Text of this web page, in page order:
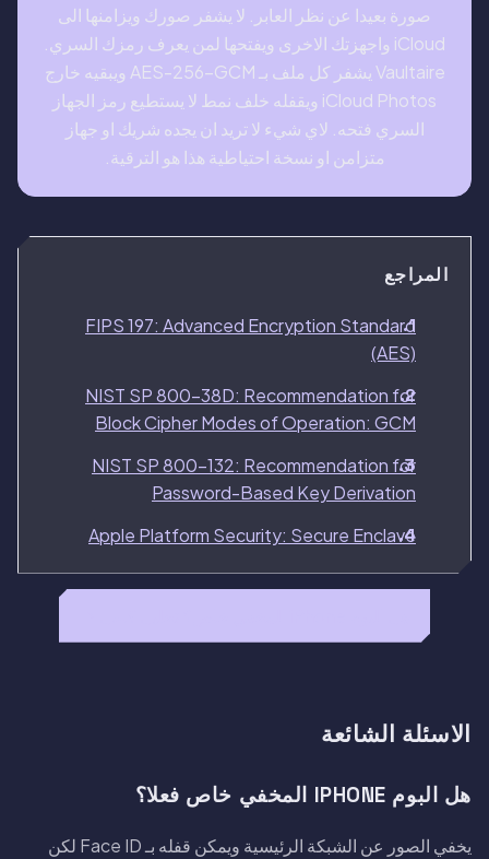
صورة بعيدا عن نظر العابر. لا يشفر صورك ويزامنها الى
iCloud واجهزتك الاخرى ويفتحها لمن يعرف رمزك السري.
Vaultaire يشفر كل ملف بـ AES-256-GCM ويبقيه خارج
iCloud Photos ويقفله خلف نمط لا يستطيع رمز الجهاز
السري فتحه. لاي شيء لا تريد ان يجده شريك او جهاز
متزامن او نسخة احتياطية هذا هو الترقية.
المراجع
FIPS 197: Advanced Encryption Standard
(AES)
NIST SP 800-38D: Recommendation for
Block Cipher Modes of Operation: GCM
NIST SP 800-132: Recommendation for
Password-Based Key Derivation
Apple Platform Security: Secure Enclave
الاسئلة الشائعة
هل البوم IPHONE المخفي خاص فعلا؟
يخفي الصور عن الشبكة الرئيسية ويمكن قفله بـ Face ID لكن